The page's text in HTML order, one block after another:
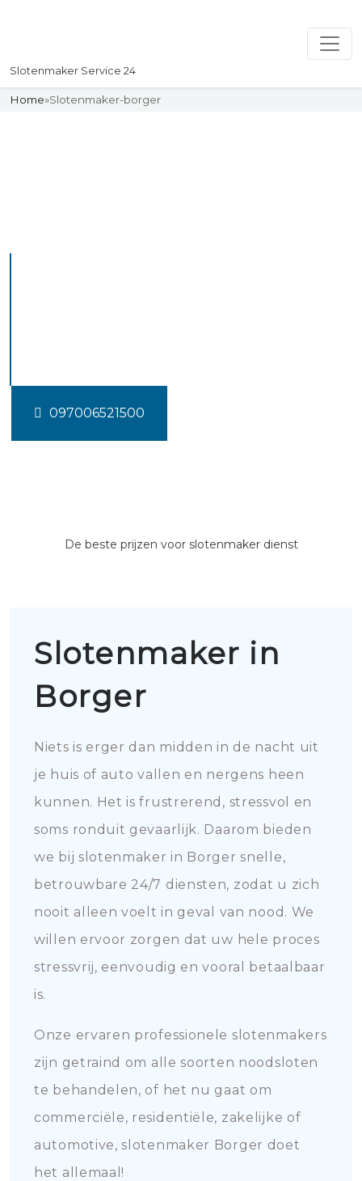
Slotenmaker Service 24
Home»Slotenmaker-borger
097006521500
De beste prijzen voor slotenmaker dienst
Slotenmaker in
Borger
Niets is erger dan midden in de nacht uit
je huis of auto vallen en nergens heen
kunnen. Het is frustrerend, stressvol en
soms ronduit gevaarlijk. Daarom bieden
we bij slotenmaker in Borger snelle,
betrouwbare 24/7 diensten, zodat u zich
nooit alleen voelt in geval van nood. We
willen ervoor zorgen dat uw hele proces
stressvrij, eenvoudig en vooral betaalbaar
is.
Onze ervaren professionele slotenmakers
zijn getraind om alle soorten noodsloten
te behandelen, of het nu gaat om
commerciële, residentiële, zakelijke of
automotive, slotenmaker Borger doet
het allemaal!